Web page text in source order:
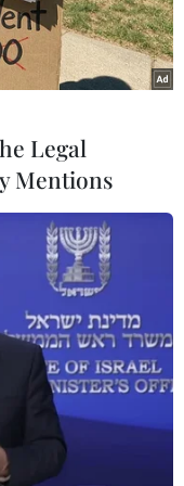
nhằm huy
các chương trình
đảm bảo an ninh
kiến chung sẽ
di cư và các tổ
khích đầu tư
các nước đang
ở nông thôn,
đẩy phát triển
cố sự gắn kết
mới nổi sẽ có
tăng trưởng
Legal
Mentions